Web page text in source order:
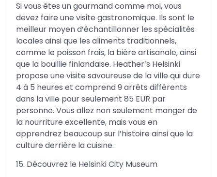
Si vous êtes un gourmand comme moi, vous
devez faire une visite gastronomique. Ils sont le
meilleur moyen d’échantillonner les spécialités
locales ainsi que les aliments traditionnels,
comme le poisson frais, la bière artisanale, ainsi
que la bouillie finlandaise. Heather’s Helsinki
propose une visite savoureuse de la ville qui dure
4 à 5 heures et comprend 9 arrêts différents
dans la ville pour seulement 85 EUR par
personne. Vous allez non seulement manger de
la nourriture excellente, mais vous en
apprendrez beaucoup sur l’histoire ainsi que la
culture derrière la cuisine.
15. Découvrez le Helsinki City Museum